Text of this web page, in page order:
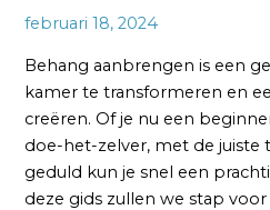
februari 18, 2024
Behang aanbrengen is een
kamer te transformeren en
creëren. Of je nu een
doe-het-zelver, met de juiste
geduld kun je snel een
deze gids zullen we stap